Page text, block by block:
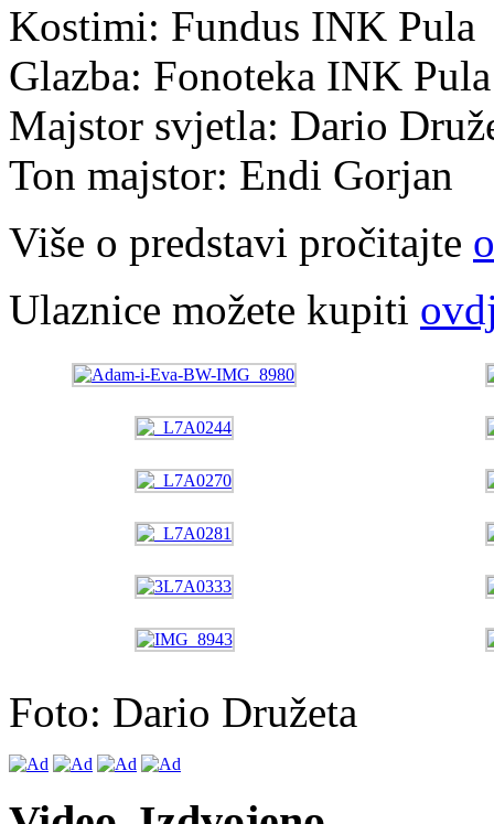
Kostimi: Fundus INK Pula
Glazba: Fonoteka INK Pula
Majstor svjetla: Dario
Ton majstor: Endi Gorjan
Više o predstavi pročitajte
Ulaznice možete kupiti
Foto: Dario Družeta